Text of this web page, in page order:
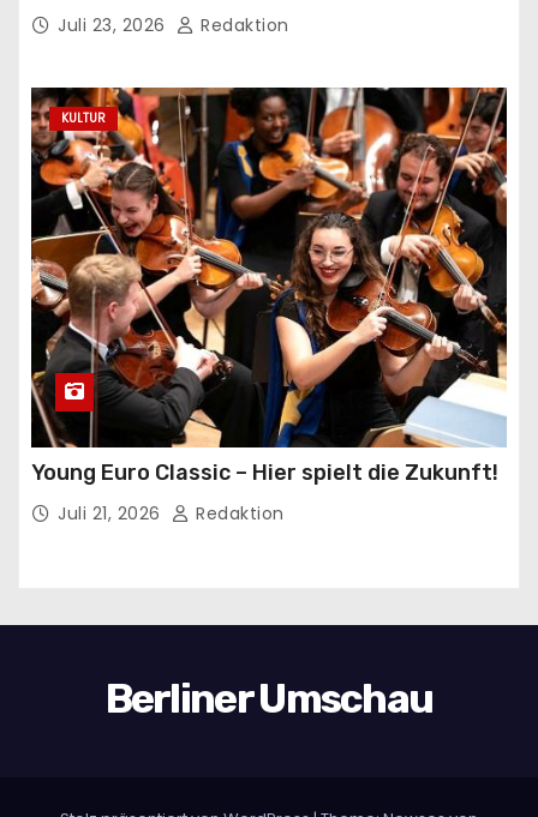
Juli 23, 2026 Redaktion
KULTUR
Young Euro Classic – Hier spielt die Zukunft!
Juli 21, 2026 Redaktion
Berliner Umschau